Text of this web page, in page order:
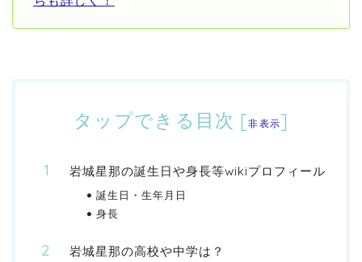
タップできる目次 [非表示]
岩城星那の誕生日や身長等wikiプロフィール
誕生日・生年月日
身長
岩城星那の高校や中学は？